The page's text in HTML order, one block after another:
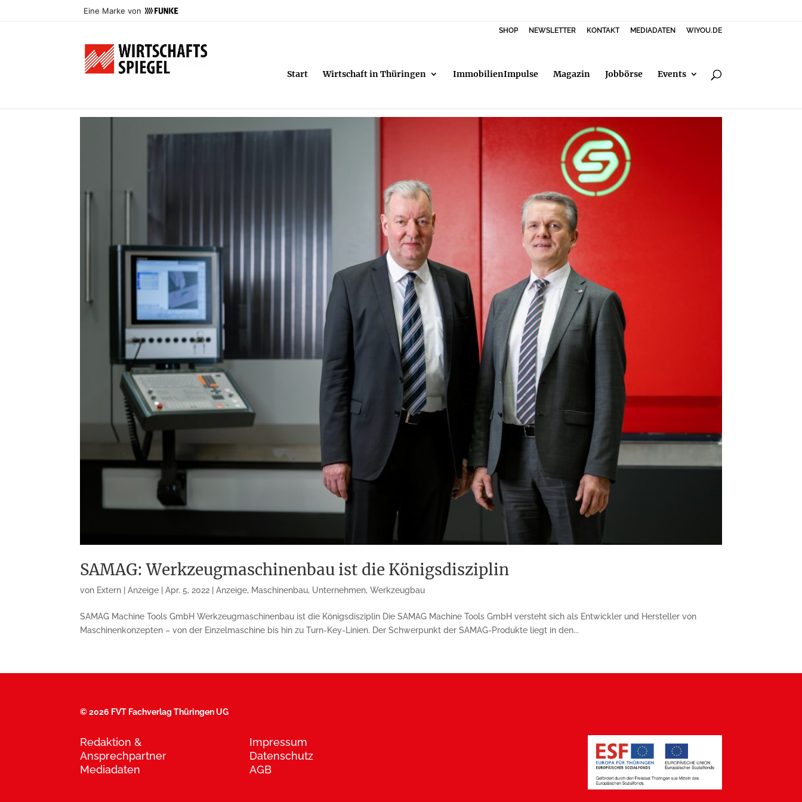
Eine Marke von
SHOP NEWSLETTER KONTAKT MEDIADATEN WIYOU.DE
Start Wirtschaft in Thüringen ImmobilienImpulse Magazin Jobbörse Events
SAMAG: Werkzeugmaschinenbau ist die Königsdisziplin
von Extern | Anzeige |Apr. 5, 2022 |Anzeige, Maschinenbau, Unternehmen,Werkzeugbau
SAMAG Machine Tools GmbH Werkzeugmaschinenbau ist die Königsdisziplin Die SAMAG Machine Tools GmbH versteht sich als Entwickler und Hersteller von
Maschinenkonzepten – von der Einzelmaschine bis hin zu Turn-Key-Linien. Der Schwerpunkt der SAMAG-Produkte liegt in den...
©2026 FVT Fachverlag Thüringen UG
Redaktion &
Ansprechpartner
Mediadaten
Impressum
Datenschutz
AGB